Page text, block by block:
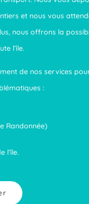
et nous vous
nous offrons la
l’île.
de nos services
:
Randonnée)
l’île.